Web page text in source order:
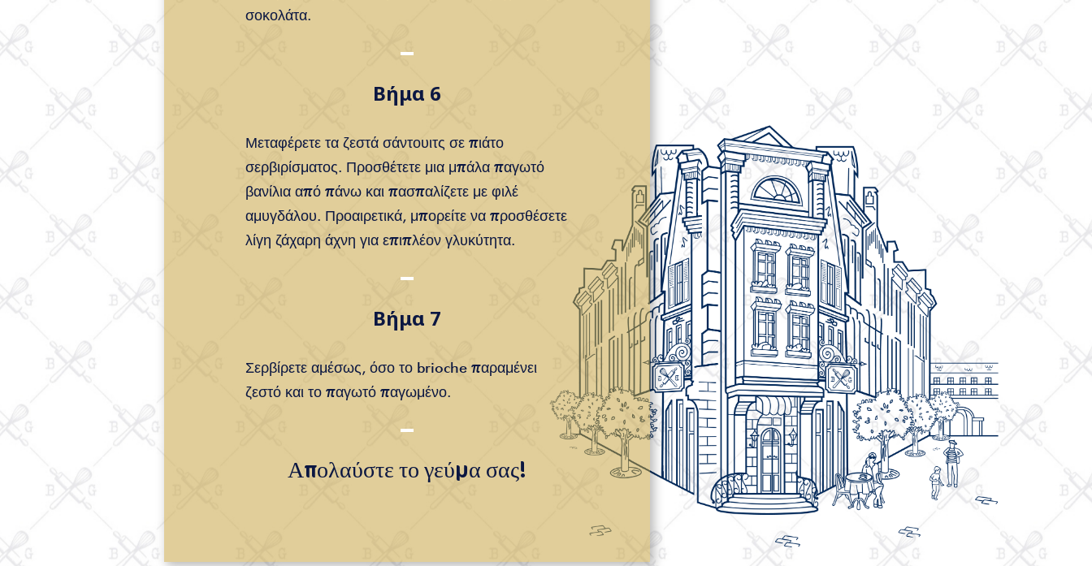
σοκολάτα.
Βήμα 6
Μεταφέρετε τα ζεστά σάντουιτς σε πιάτο
σερβιρίσματος. Προσθέτετε μια μπάλα παγωτό
βανίλια από πάνω και πασπαλίζετε με φιλέ
αμυγδάλου. Προαιρετικά, μπορείτε να προσθέσετε
λίγη ζάχαρη άχνη για επιπλέον γλυκύτητα.
Βήμα 7
Σερβίρετε αμέσως, όσο το brioche παραμένει
ζεστό και το παγωτό παγωμένο.
Απολαύστε το γεύμα σας!